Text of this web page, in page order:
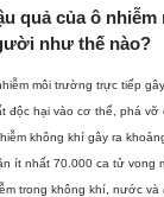
quả của ô
như thế nào?
môi trường trực tiếp
độc hại vào cơ thể, phá vỡ
không khí gây ra
ít nhất 70.000 ca tử vong
trong không khí, nước